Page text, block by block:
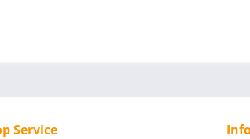
Service